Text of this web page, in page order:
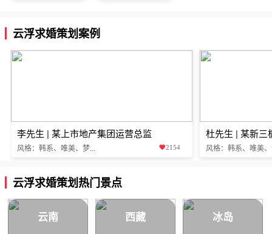
云浮求婚策划案例
李先生 | 某上市地产集团运营总监
风格：韩系、唯美、梦... 2154
杜先生 | 某新三
风格：韩系、唯美
云浮求婚策划热门景点
云南 西藏 冰岛